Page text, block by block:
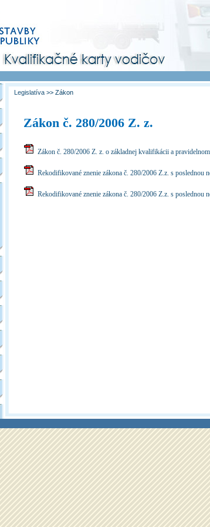
Legislatíva >> Zákon
Zákon č. 280/2006 Z. z.
Zákon č. 280/2006 Z. z. o základnej kvalifikácii a
Rekodifikované znenie zákona č. 280/2006 Z.z. s poslednou
Rekodifikované znenie zákona č. 280/2006 Z.z. s poslednou